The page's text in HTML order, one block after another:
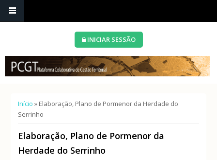
INICIAR SESSÃO
Está aqui
Início » Elaboração, Plano de Pormenor da Herdade do
Serrinho
Elaboração, Plano de Pormenor da
Herdade do Serrinho